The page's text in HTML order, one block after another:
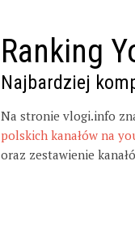
Ranking
Najbardziej
Na stronie vlogi.info
polskich kanałów na
oraz zestawienie